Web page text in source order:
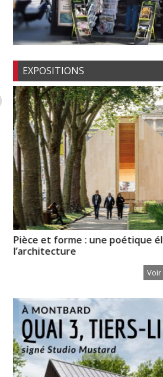
EXPOSITIONS
Pièce et forme : une poétique
l’architecture